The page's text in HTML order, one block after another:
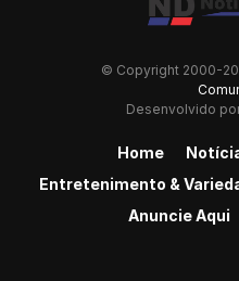
© Copyright 2000-
Desenvolvido
Home
Entretenimento &
Anuncie Aqui